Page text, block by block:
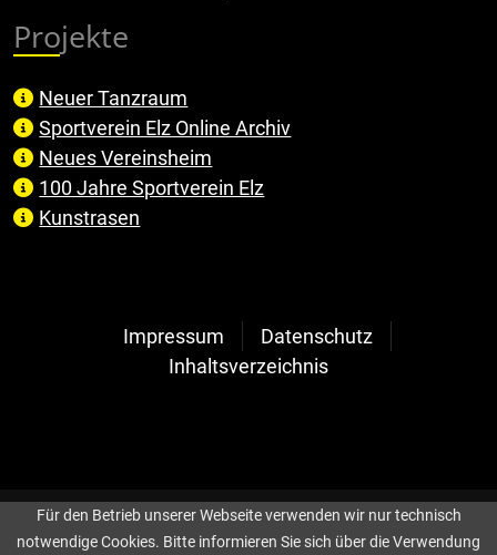
Für den Betrieb unserer Webseite verwenden wir nur technisch
notwendige Cookies. Bitte informieren Sie sich über die Verwendung
Projekte
Neuer Tanzraum
Sportverein Elz Online Archiv
Neues Vereinsheim
100 Jahre Sportverein Elz
Kunstrasen
Impressum
Datenschutz
Inhaltsverzeichnis